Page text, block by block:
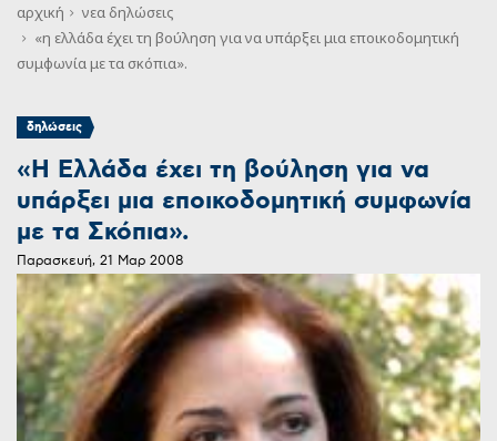
αρχική νεα δηλώσεις
«η ελλάδα έχει τη βούληση για να υπάρξει μια εποικοδομητική
συμφωνία με τα σκόπια».
δηλώσεις
«Η Ελλάδα έχει τη βούληση για να
υπάρξει μια εποικοδομητική συμφωνία
με τα Σκόπια».
Παρασκευή, 21 Μαρ 2008